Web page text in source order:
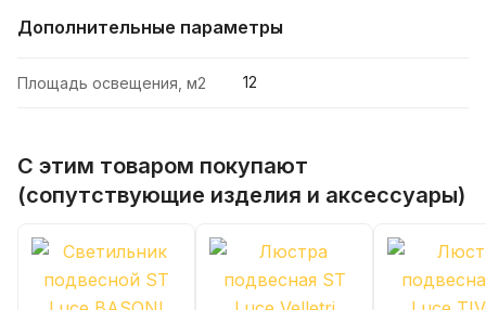
Дополнительные параметры
Площадь освещения, м2 12
С этим товаром покупают
(сопутствующие изделия и аксессуары)